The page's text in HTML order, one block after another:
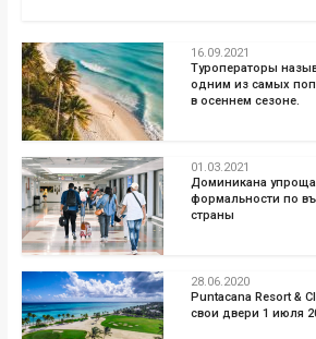
16.09.2021
Туроператоры
одним из самых
в осеннем сезоне.
01.03.2021
Доминикана
формальности по
страны
28.06.2020
Puntacana Resort &
свои двери 1 июля